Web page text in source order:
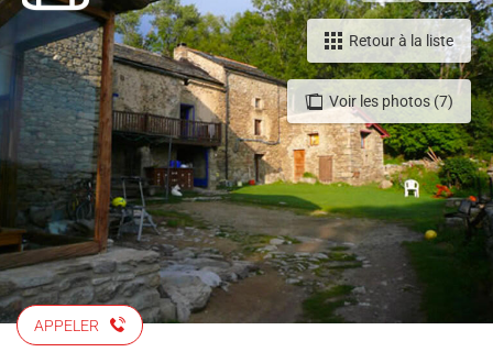
Voir les photos (7)
Retour à la liste
APPELER